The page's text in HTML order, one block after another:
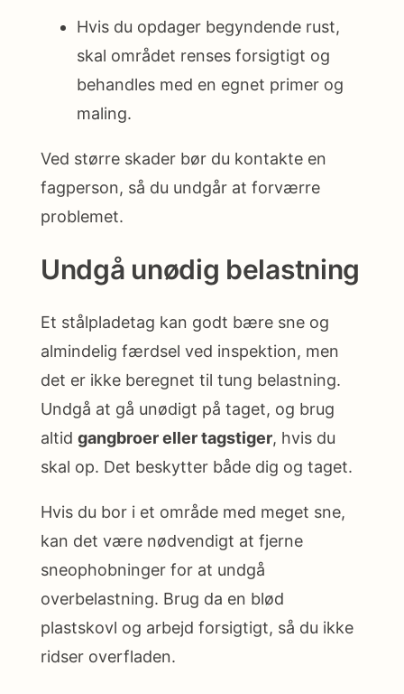
Hvis du opdager begyndende rust,
skal området renses forsigtigt og
behandles med en egnet primer og
maling.
Ved større skader bør du kontakte en
fagperson, så du undgår at forværre
problemet.
Undgå unødig belastning
Et stålpladetag kan godt bære sne og
almindelig færdsel ved inspektion, men
det er ikke beregnet til tung belastning.
Undgå at gå unødigt på taget, og brug
altid gangbroer eller tagstiger, hvis du
skal op. Det beskytter både dig og taget.
Hvis du bor i et område med meget sne,
kan det være nødvendigt at fjerne
sneophobninger for at undgå
overbelastning. Brug da en blød
plastskovl og arbejd forsigtigt, så du ikke
ridser overfladen.